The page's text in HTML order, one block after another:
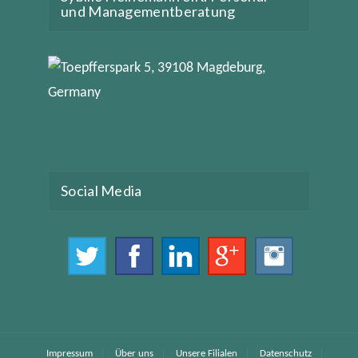
und Managementberatung
Social Media
Impressum Über uns Unsere Filialen Datenschutz